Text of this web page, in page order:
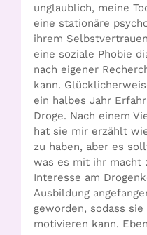
unglaublich, meine
eine stationäre
ihrem
eine soziale Phobie
nach eigener
kann.
ein halbes Jahr
Droge. Nach einem
hat sie mir erzählt
zu haben, aber es
was es mit ihr macht
Interesse am
Ausbildung
geworden, sodass
motivieren kann.